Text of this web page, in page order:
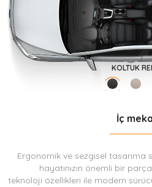
KOLTUK
İç
Ergonomik ve sezgisel
hayatınızın önemli bir
teknoloji özellikleri ile modern